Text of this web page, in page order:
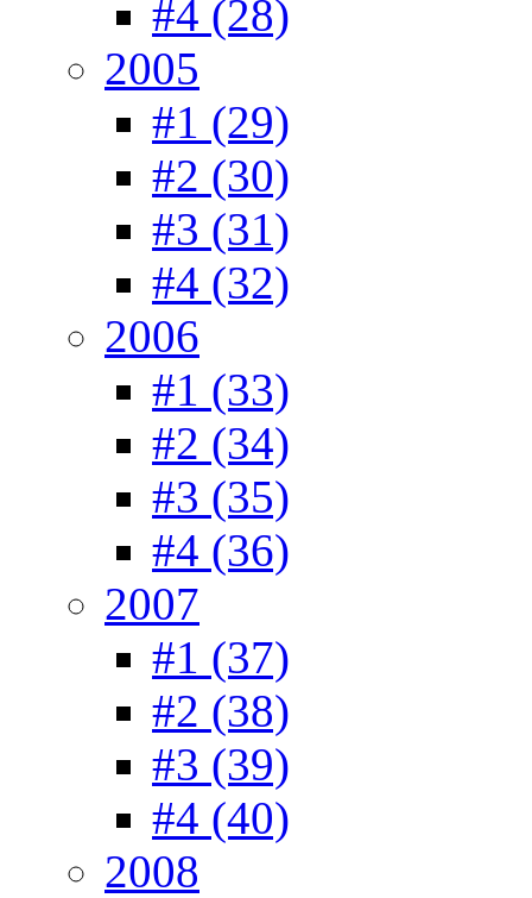
#4 (28)
2005
#1 (29)
#2 (30)
#3 (31)
#4 (32)
2006
#1 (33)
#2 (34)
#3 (35)
#4 (36)
2007
#1 (37)
#2 (38)
#3 (39)
#4 (40)
2008